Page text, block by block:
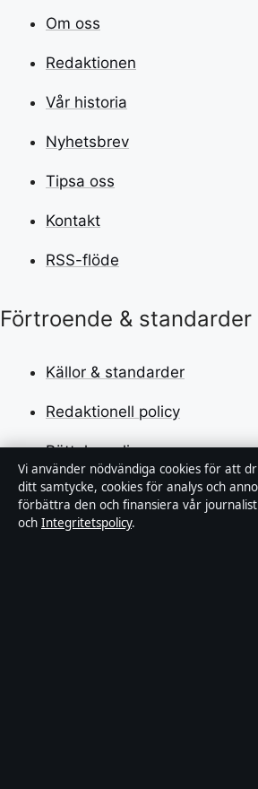
Om oss
Redaktionen
Vår historia
Nyhetsbrev
Tipsa oss
Kontakt
RSS-flöde
Förtroende & standarder
Källor & standarder
Redaktionell policy
Rättelsepolicy
Faktagranskningspolicy
Ägande & finansiering
Vi använder nödvändiga cookies för att
ditt samtycke, cookies för analys och
förbättra den och finansiera vår
och Integritetspolicy.